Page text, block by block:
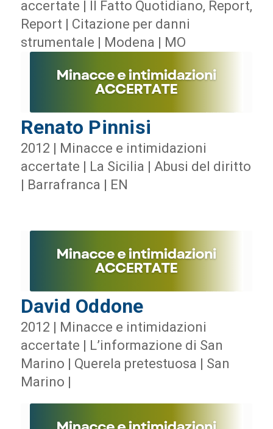
accertate | Il Fatto Quotidiano, Report,
Report | Citazione per danni
strumentale | Modena | MO
Renato Pinnisi
2012 | Minacce e intimidazioni
accertate | La Sicilia | Abusi del diritto
| Barrafranca | EN
David Oddone
2012 | Minacce e intimidazioni
accertate | L’informazione di San
Marino | Querela pretestuosa | San
Marino |